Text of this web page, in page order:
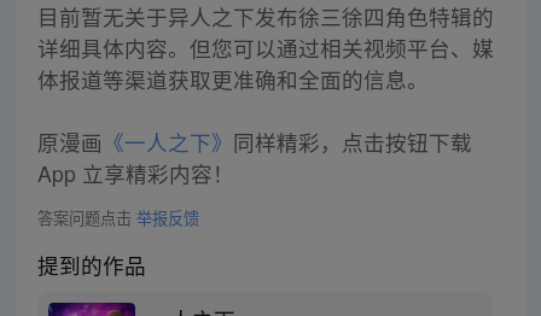
目前暂无关于异人之下发布徐三徐四角色特辑的
详细具体内容。但您可以通过相关视频平台、媒
体报道等渠道获取更准确和全面的信息。
原漫画 《一人之下》 同样精彩，点击按钮下载
App 立享精彩内容！
答案问题点击 举报反馈
提到的作品